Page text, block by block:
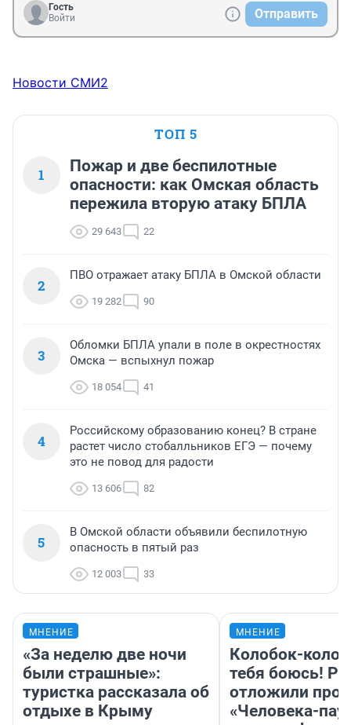
Гость
Войти
Отправить
Новости СМИ2
ТОП 5
1
Пожар и две беспилотные
опасности: как Омская область
пережила вторую атаку БПЛА
29 643 22
2
ПВО отражает атаку БПЛА в Омской области
19 282 90
3
Обломки БПЛА упали в поле в окрестностях
Омска — вспыхнул пожар
18 054 41
4
Российскому образованию конец? В стране
растет число стобалльников ЕГЭ — почему
это не повод для радости
13 606 82
5
В Омской области объявили беспилотную
опасность в пятый раз
12 003 33
МНЕНИЕ
«За неделю две ночи
были страшные»:
туристка рассказала об
отдыхе в Крыму
МНЕНИЕ
Колобок-
тебя боюсь!
отложили
«Человека-